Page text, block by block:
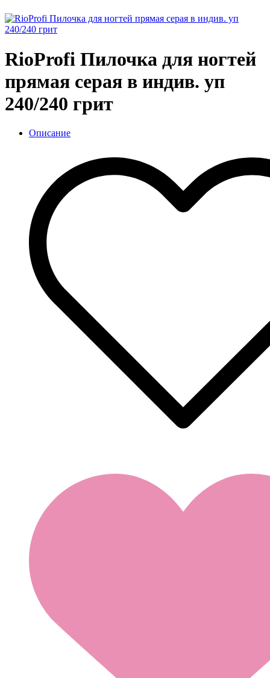
RioProfi Пилочка для ногтей
прямая серая в индив. уп
240/240 грит
Описание